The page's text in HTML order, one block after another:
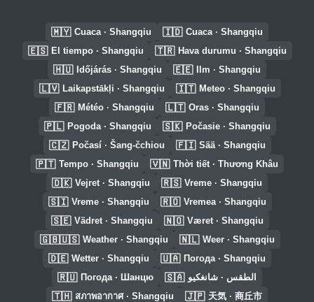
🇲🇾 Cuaca · Shangqiu 🇮🇩 Cuaca · Shangqiu
🇪🇸 El tiempo · Shangqiu 🇹🇷 Hava durumu · Shangqiu
🇭🇺 Időjárás · Shangqiu 🇪🇪 Ilm · Shangqiu
🇱🇻 Laikapstākļi · Shangqiu 🇮🇹 Meteo · Shangqiu
🇫🇷 Météo · Shangqiu 🇱🇹 Oras · Shangqiu
🇵🇱 Pogoda · Shangqiu 🇸🇰 Počasie · Shangqiu
🇨🇿 Počasí · Šang-čchiou 🇫🇮 Sää · Shangqiu
🇵🇹 Tempo · Shangqiu 🇻🇳 Thời tiết · Thương Khâu
🇩🇰 Vejret · Shangqiu 🇷🇸 Vreme · Shangqiu
🇸🇮 Vreme · Shangqiu 🇷🇴 Vremea · Shangqiu
🇸🇪 Vädret · Shangqiu 🇳🇴 Været · Shangqiu
🇬🇧🇺🇸 Weather · Shangqiu 🇳🇱 Weer · Shangqiu
🇩🇪 Wetter · Shangqiu 🇺🇦 Погода · Shangqiu
🇷🇺 Погода · Шанцю 🇸🇦 الطقس · شانغكيو
🇹🇭 สภาพอากาศ · Shangqiu 🇯🇵 天気 · 商丘市